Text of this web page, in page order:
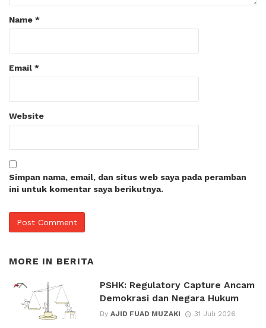
Name *
Email *
Website
Simpan nama, email, dan situs web saya pada peramban
ini untuk komentar saya berikutnya.
MORE IN BERITA
PSHK: Regulatory Capture Ancam
Demokrasi dan Negara Hukum
By AJID FUAD MUZAKI 31 Juli 2026